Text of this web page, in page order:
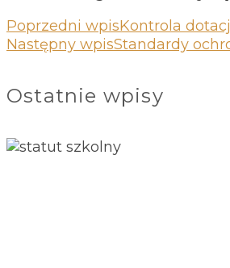
Poprzedni wpisKontrola
Następny wpisStandardy
Ostatnie wpisy